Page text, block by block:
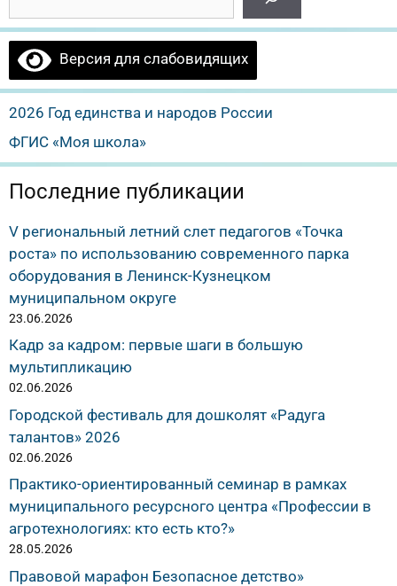
Версия для слабовидящих
2026 Год единства и народов России
ФГИС «Моя школа»
Последние публикации
V региональный летний слет педагогов «Точка
роста» по использованию современного парка
оборудования в Ленинск-Кузнецком
муниципальном округе
23.06.2026
Кадр за кадром: первые шаги в большую
мультипликацию
02.06.2026
Городской фестиваль для дошколят «Радуга
талантов» 2026
02.06.2026
Практико-ориентированный семинар в рамках
муниципального ресурсного центра «Профессии в
агротехнологиях: кто есть кто?»
28.05.2026
Правовой марафон Безопасное детство»